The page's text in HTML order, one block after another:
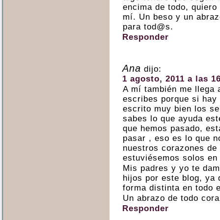
encima de todo,
mí. Un beso y un
para tod@s.
Responder
Ana dijo:
1 agosto, 2011 a las
A mí también me llega
escribes porque si hay
escrito muy bien los
sabes lo que ayuda
que hemos pasado,
pasar , eso es lo que
nuestros corazones
estuviésemos solos
Mis padres y yo te
hijos por este blog, ya
forma distinta en todo
Un abrazo de todo
Responder